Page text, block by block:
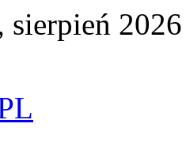
sierpień 2026